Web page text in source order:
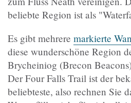
beliebte Region ist als
Es gibt mehrere markierte
diese wunderschöne Region
Brycheiniog (Brecon
Der Four Falls Trail ist der
beliebteste, also rechnen Sie